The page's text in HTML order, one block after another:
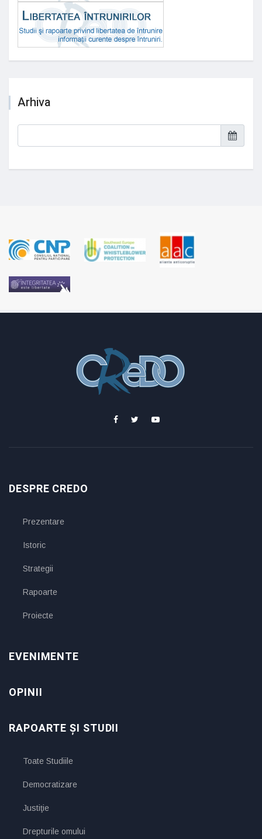
Arhiva
DESPRE CREDO
Prezentare
Istoric
Strategii
Rapoarte
Proiecte
EVENIMENTE
OPINII
RAPOARTE ȘI STUDII
Toate Studiile
Democratizare
Justiţie
Drepturile omului